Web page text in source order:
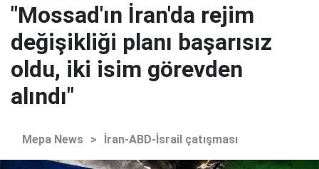
"Mossad'ın İran'da rejim
değişikliği planı başarısız
oldu, iki isim görevden
alındı"
Mepa News > İran-ABD-İsrail çatışması